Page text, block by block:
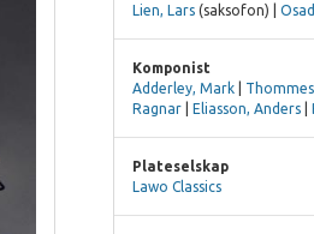
Lien, Lars(saksofon) |
Komponist
Adderley, Mark|
Ragnar| Eliasson, Anders|
Plateselskap
Lawo Classics